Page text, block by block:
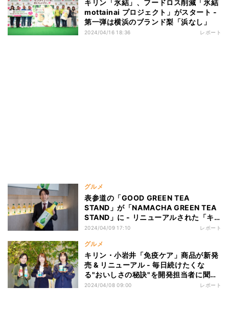
キリン「氷結」、フードロス削減「氷結
mottainai プロジェクト」がスタート -
第一弾は横浜のブランド梨「浜なし」
2024/04/16 18:36 レポート
グルメ
表参道の「GOOD GREEN TEA
STAND」が「NAMACHA GREEN TEA
STAND」に - リニューアルされた「キ
リン 生茶」の戦略&概要
2024/04/09 17:10 レポート
グルメ
キリン・小岩井「免疫ケア」商品が新発
売 & リニューアル - 毎日続けたくな
る"おいしさの秘訣"を開発担当者に聞い
てみた
2024/04/08 09:00 レポート